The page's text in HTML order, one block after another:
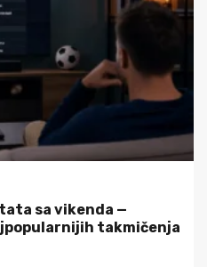
sa vikenda —
takmičenja